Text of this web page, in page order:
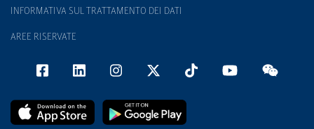
INFORMATIVA SUL TRATTAMENTO DEI DATI
AREE RISERVATE